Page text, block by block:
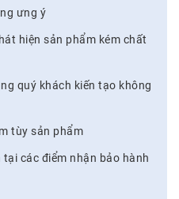
ưng ý
hiện sản phẩm kém chất
quý khách kiến tạo không
tùy sản phẩm
các điểm nhận bảo hành